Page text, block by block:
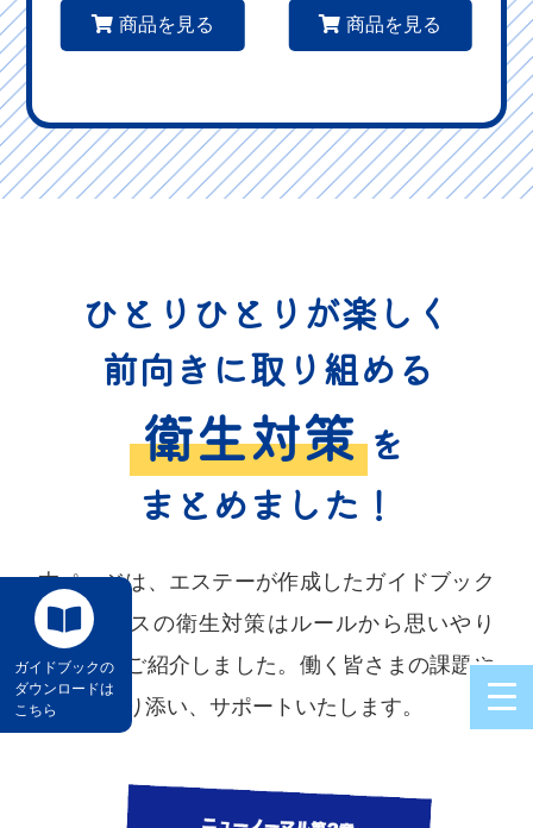
商品を見る 商品を見る
ひとりひとりが楽しく
前向きに取り組める
衛生対策 を
まとめました！
本ページは、エステーが作成したガイドブック
「オフィスの衛生対策はルールから思いやり
へ」からご紹介しました。働く皆さまの課題や
悩みに寄り添い、サポートいたします。
ガイドブックの
ダウンロードは
こちら